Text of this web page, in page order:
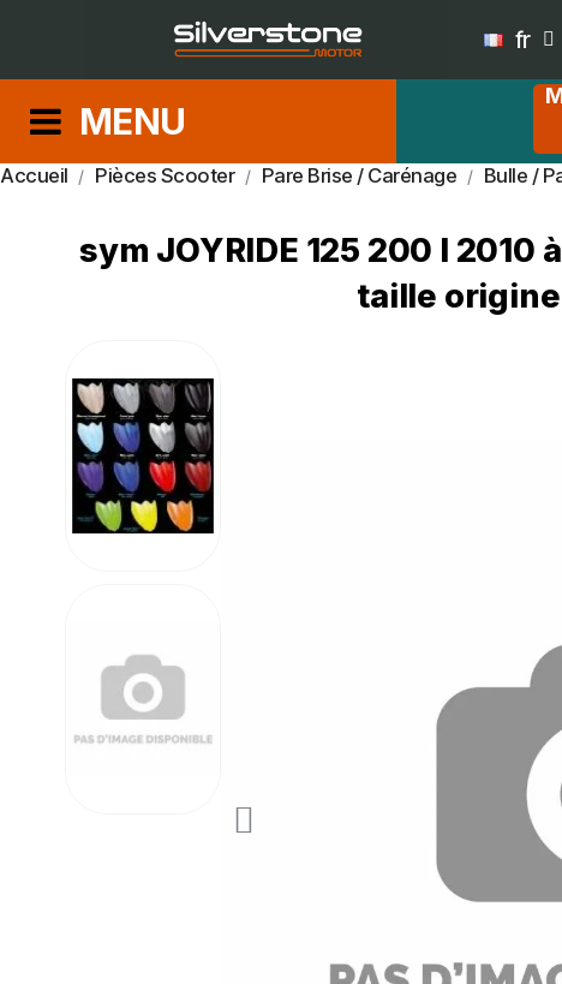
fr
MENU
Accueil Pièces Scooter Pare Brise / Carénage Bulle /
sym JOYRIDE 125 200 I 2010
taille